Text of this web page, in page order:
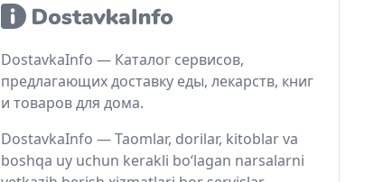
DostavkaInfo — Каталог сервисов,
предлагающих доставку еды, лекарств, книг
и товаров для дома.
DostavkaInfo — Taomlar, dorilar, kitoblar va
boshqa uy uchun kerakli bo‘lagan narsalarni